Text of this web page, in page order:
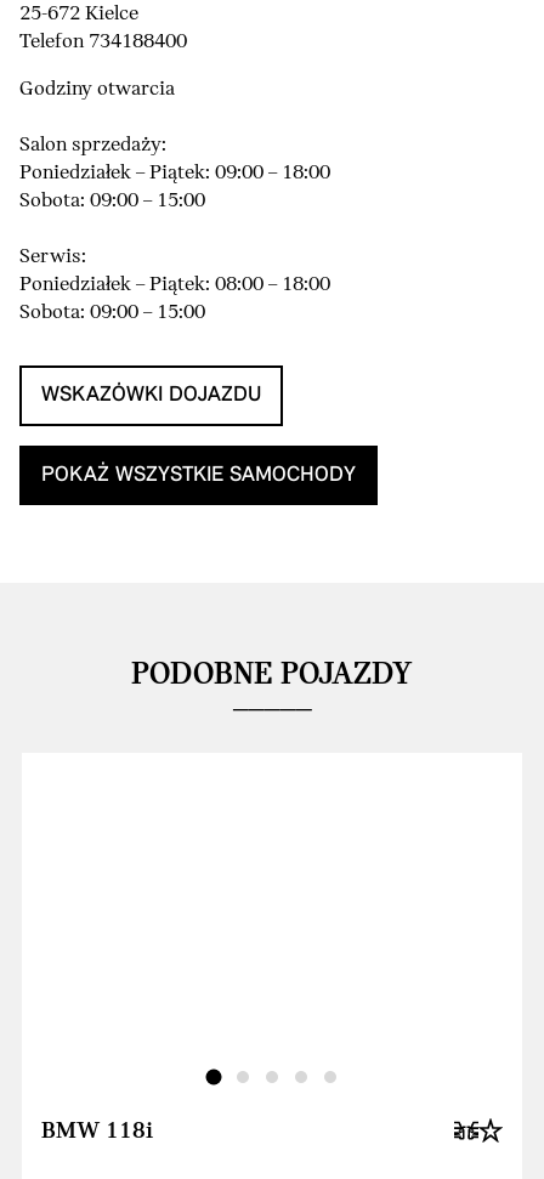
25-672 Kielce
Telefon 734188400
Godziny otwarcia
Salon sprzedaży:
Poniedziałek – Piątek: 09:00 – 18:00
Sobota: 09:00 – 15:00
Serwis:
Poniedziałek – Piątek: 08:00 – 18:00
Sobota: 09:00 – 15:00
WSKAZÓWKI DOJAZDU
POKAŻ WSZYSTKIE SAMOCHODY
PODOBNE POJAZDY
BMW 118i